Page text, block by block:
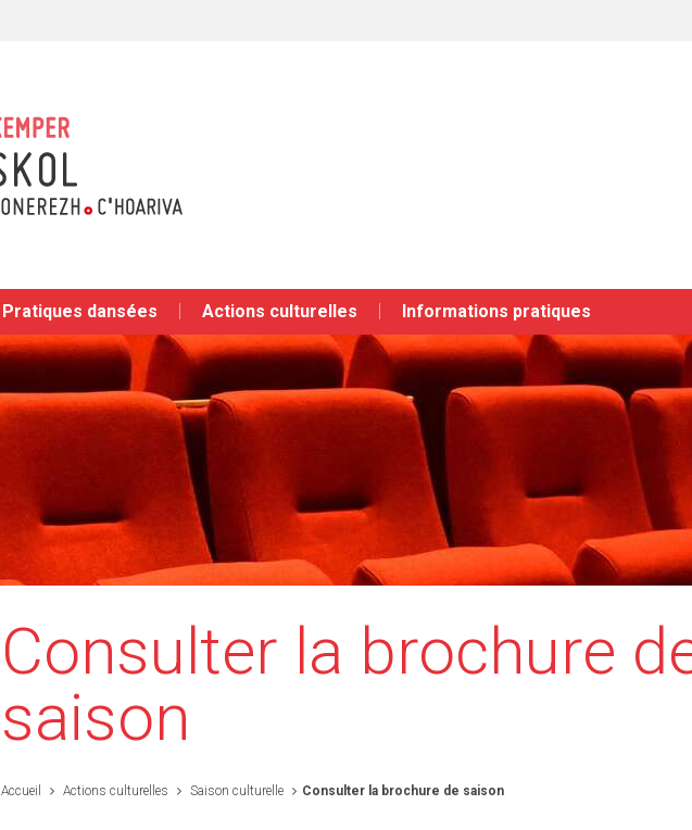
Pratiques dansées Actions culturelles Informations pratiques
Consulter la brochure
saison
Accueil Actions culturelles Saison culturelle Consulter la brochure de saison